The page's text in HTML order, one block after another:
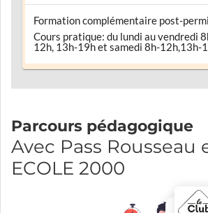
Formation complémentaire post-
Cours pratique: du lundi au vendredi
12h, 13h-19h et samedi 8h-12h,13h-
Parcours pédagogique
Avec Pass Rousseau
ECOLE 2000